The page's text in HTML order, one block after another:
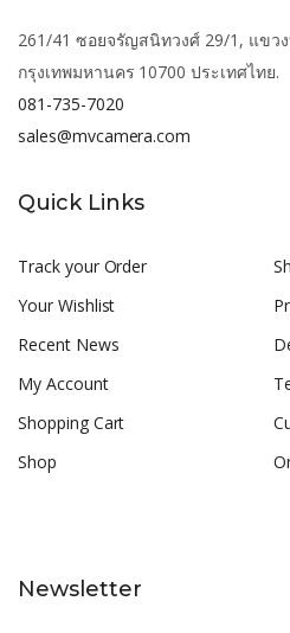
261/41 ซอยจรัญสนิทวงศ์ 29/1, แขว
กรุงเทพมหานคร 10700 ประเทศไทย.
081-735-7020
sales@mvcamera.com
Quick Links
Track your Order
Your Wishlist
Recent News
My Account
Shopping Cart
Shop
Newsletter